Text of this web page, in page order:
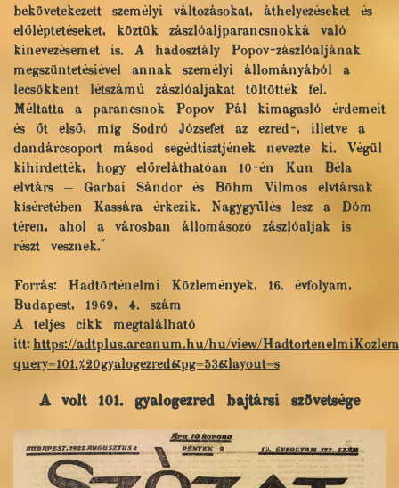
bekövetekezett személyi változásokat, áthelyezéseket és
előléptetéseket, köztük zászlóaljparancsnokká való
kinevezésemet is. A hadosztály Popov-zászlóaljának
megszüntetésiével annak személyi állományából a
lecsökkent létszámú zászlóaljakat töltötték fel.
Méltatta a parancsnok Popov Pál kimagasló érdemeit
és őt első, míg Sodró Józsefet az ezred-, illetve a
dandárcsoport másod segédtisztjének nevezte ki. Végül
kihirdették, hogy előreláthatóan 10-én Kun Béla
elvtárs — Garbai Sándor és Böhm Vilmos elvtársak
kíséretében Kassára érkezik. Nagygyűlés lesz a Dóm
téren, ahol a városban állomásozó zászlóaljak is
részt vesznek."
Forrás: Hadtörténelmi Közlemények, 16. évfolyam,
Budapest, 1969, 4. szám
A teljes cikk megtalálható
itt:https://adtplus.arcanum.hu/hu/view/
query=101.%20gyalogezred&pg=53&layout=s
A volt 101. gyalogezred bajtársi szövetsége